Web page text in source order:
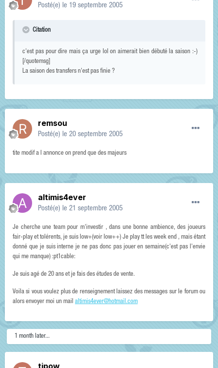
Posté(e) le 19 septembre 2005
Citation
c'est pas pour dire mais ça urge lol on aimerait bien débuté la saison :-)
[/quotemsg]
La saison des transfers n'est pas finie ?
remsou
Posté(e) le 20 septembre 2005
tite modif a l annonce on prend que des majeurs
altimis4ever
Posté(e) le 21 septembre 2005
Je cherche une team pour m'investir , dans une bonne ambience, des joueurs
fair-play et tolérents, je suis low+(voir low++) Je play tt les week end , mais étant
donné que je suis interne je ne pas donc pas jouer en semaine(c'est pas l'envie
qui me manque) :pt1cable:
Je suis agé de 20 ans et je fais des études de vente.
Voila si vous voulez plus de renseignement laissez des messages sur le forum ou
alors envoyer moi un mail altimis4ever@hotmail.com
1 month later...